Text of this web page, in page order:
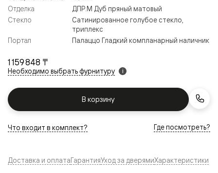
1 159 848 ₸
Необходимо выбрать фурнитуру i
В корзину
Отделка
ДПР.М Дуб пряный матовый
Стекло
Сатинированное голубое стекло,
триплекс
Портал
Палаццо Гладкий компланарный наличник
Что входит в комплект? Где посмотреть?
Доставка и оплатаГарантияУход за дверямиХарактеристики